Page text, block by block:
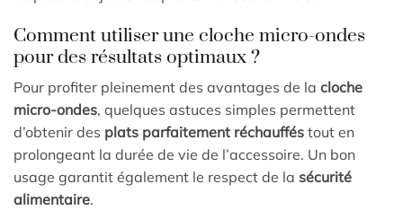
Comment utiliser une cloche micro-ondes
pour des résultats optimaux ?
Pour profiter pleinement des avantages de la cloche
micro-ondes, quelques astuces simples permettent
d’obtenir des plats parfaitement réchauffés tout en
prolongeant la durée de vie de l’accessoire. Un bon
usage garantit également le respect de la sécurité
alimentaire.